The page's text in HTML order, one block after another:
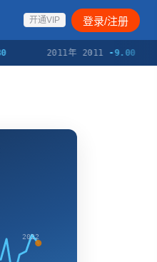
开通VIP 登录/注册
2011年 2011 -9.00
2022